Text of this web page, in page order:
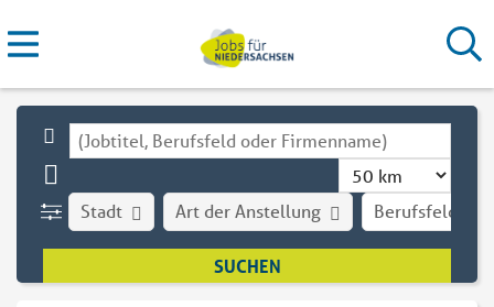
Stadt Art der Anstellung Berufsfeld